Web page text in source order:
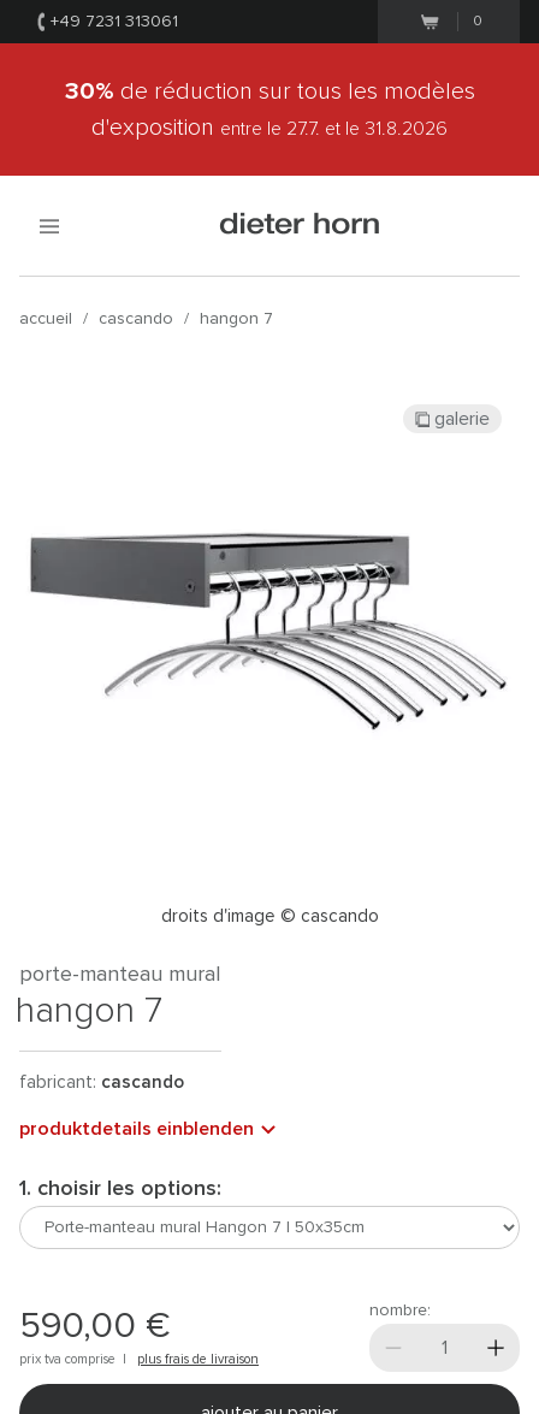
+49 7231 313061 0
30% de réduction sur tous les modèles
d'exposition entre le 27.7. et le 31.8.2026
accueil / cascando / hangon 7
droits d'image © cascando
galerie
porte-manteau mural
hangon 7
fabricant: cascando
produktdetails einblenden
1. choisir les options:
590,00 €
prix tva comprise | plus frais de livraison
nombre: